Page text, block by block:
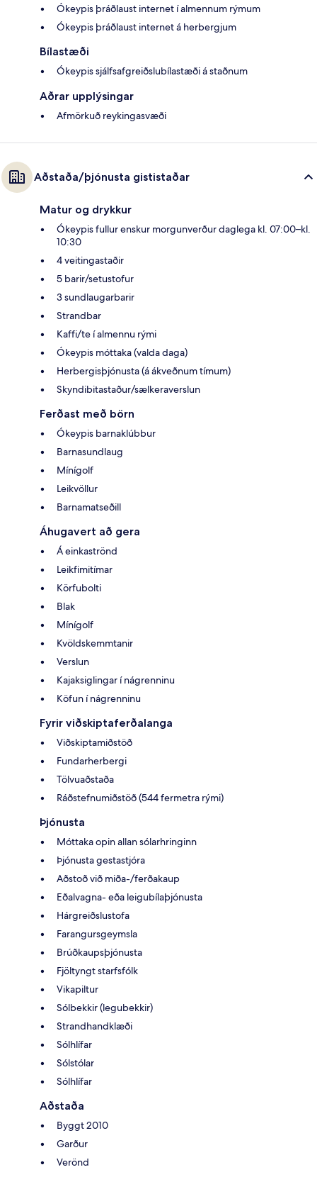
Ókeypis þráðlaust internet í almennum rýmum
Ókeypis þráðlaust internet á herbergjum
Bílastæði
Ókeypis sjálfsafgreiðslubílastæði á staðnum
Aðrar upplýsingar
Afmörkuð reykingasvæði
Aðstaða/þjónusta gististaðar
Matur og drykkur
Ókeypis fullur enskur morgunverður daglega kl. 07:00–kl.
10:30
4 veitingastaðir
5 barir/setustofur
3 sundlaugarbarir
Strandbar
Kaffi/te í almennu rými
Ókeypis móttaka (valda daga)
Herbergisþjónusta (á ákveðnum tímum)
Skyndibitastaður/sælkeraverslun
Ferðast með börn
Ókeypis barnaklúbbur
Barnasundlaug
Mínígolf
Leikvöllur
Barnamatseðill
Áhugavert að gera
Á einkaströnd
Leikfimitímar
Körfubolti
Blak
Mínígolf
Kvöldskemmtanir
Verslun
Kajaksiglingar í nágrenninu
Köfun í nágrenninu
Fyrir viðskiptaferðalanga
Viðskiptamiðstöð
Fundarherbergi
Tölvuaðstaða
Ráðstefnumiðstöð (544 fermetra rými)
Þjónusta
Móttaka opin allan sólarhringinn
Þjónusta gestastjóra
Aðstoð við miða-/ferðakaup
Eðalvagna- eða leigubílaþjónusta
Hárgreiðslustofa
Farangursgeymsla
Brúðkaupsþjónusta
Fjöltyngt starfsfólk
Vikapiltur
Sólbekkir (legubekkir)
Strandhandklæði
Sólhlífar
Sólstólar
Sólhlífar
Aðstaða
Byggt 2010
Garður
Verönd